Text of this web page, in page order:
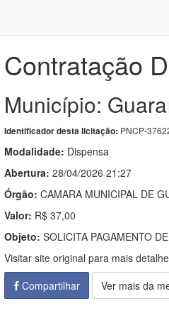
Contratação
Município:
Identificador desta licitação: PNCP-
Modalidade: Dispensa
Abertura: 28/04/2026 21:27
Órgão: CAMARA MUNICIPAL DE
Valor: R$ 37,00
Objeto: SOLICITA PAGAMENTO
Visitar site original para mais
Compartilhar
Ver mais da